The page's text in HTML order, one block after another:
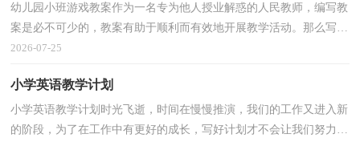
幼儿园小班游戏教案作为一名专为他人授业解惑的人民教师，编写教
案是必不可少的，教案有助于顺利而有效地开展教学活动。那么写教
案需要注意哪些问题呢？下面是小编精心整理的幼儿...
2026-07-25
小学英语教学计划
小学英语教学计划时光飞逝，时间在慢慢推演，我们的工作又进入新
的阶段，为了在工作中有更好的成长，写好计划才不会让我们努力的